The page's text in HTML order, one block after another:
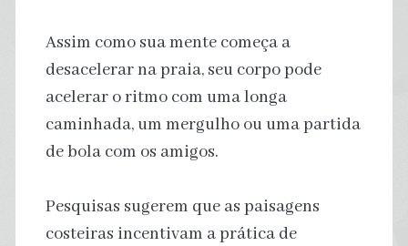
Assim como sua mente começa a
desacelerar na praia, seu corpo pode
acelerar o ritmo com uma longa
caminhada, um mergulho ou uma partida
de bola com os amigos.
Pesquisas sugerem que as paisagens
costeiras incentivam a prática de